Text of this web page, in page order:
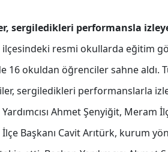
sergiledikleri performansla
resmi okullarda eğitim
16 okuldan öğrenciler sahne aldı.
sergiledikleri performanslarla
Ahmet Şenyiğit, Meram
Başkanı Cavit Arıtürk, kurum